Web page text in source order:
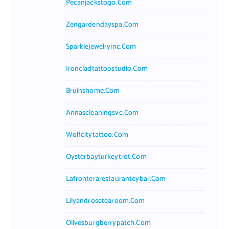
Pecanjackstogo.com
Zengardendayspa.com
Sparklejewelryinc.com
Ironcladtattoostudio.com
Bruinshome.com
Annascleaningsvc.com
Wolfcitytattoo.com
Oysterbayturkeytrot.com
Lafronterarestauranteybar.com
Lilyandrosetearoom.com
Olivesburgberrypatch.com